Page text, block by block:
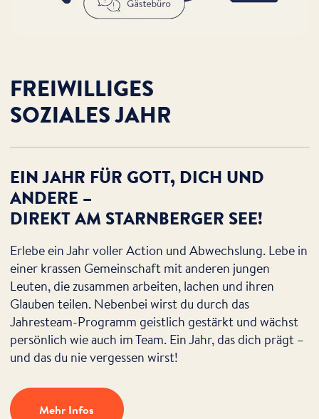
FREIWILLIGES
SOZIALES JAHR
EIN JAHR FÜR GOTT, DICH UND
ANDERE –
DIREKT AM STARNBERGER SEE!
Erlebe ein Jahr voller Action und Abwechslung. Lebe in
einer krassen Gemeinschaft mit anderen jungen
Leuten, die zusammen arbeiten, lachen und ihren
Glauben teilen. Nebenbei wirst du durch das
Jahresteam-Programm geistlich gestärkt und wächst
persönlich wie auch im Team. Ein Jahr, das dich prägt –
und das du nie vergessen wirst!
Mehr Infos